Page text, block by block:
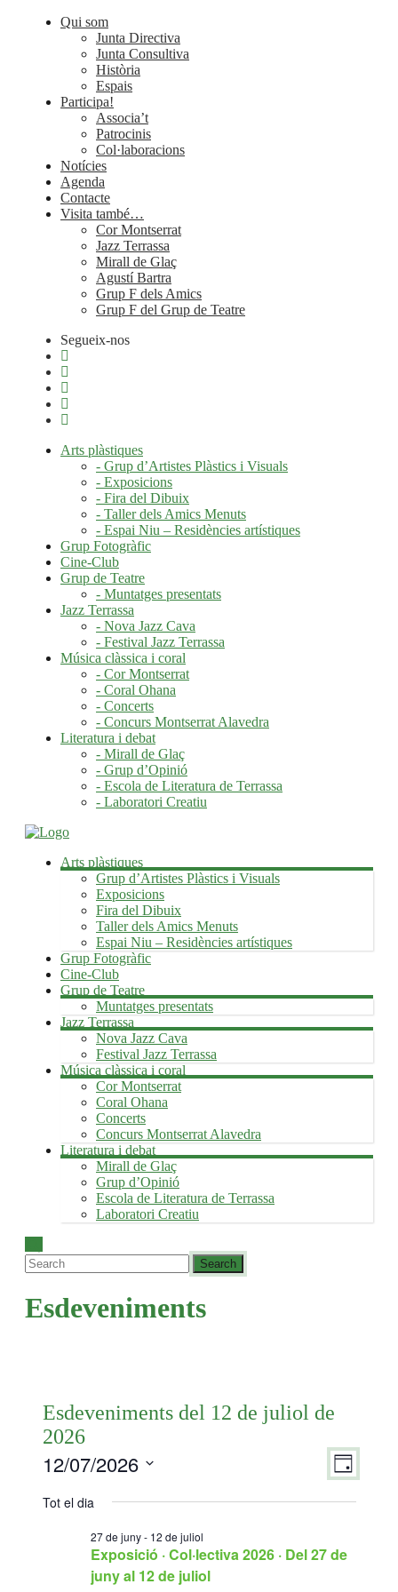
Qui som
Junta Directiva
Junta Consultiva
Història
Espais
Participa!
Associa’t
Patrocinis
Col·laboracions
Notícies
Agenda
Contacte
Visita també…
Cor Montserrat
Jazz Terrassa
Mirall de Glaç
Agustí Bartra
Grup F dels Amics
Grup F del Grup de Teatre
Segueix-nos
Arts plàstiques
- Grup d’Artistes Plàstics i Visuals
- Exposicions
- Fira del Dibuix
- Taller dels Amics Menuts
- Espai Niu – Residències artístiques
Grup Fotogràfic
Cine-Club
Grup de Teatre
- Muntatges presentats
Jazz Terrassa
- Nova Jazz Cava
- Festival Jazz Terrassa
Música clàssica i coral
- Cor Montserrat
- Coral Ohana
- Concerts
- Concurs Montserrat Alavedra
Literatura i debat
- Mirall de Glaç
- Grup d’Opinió
- Escola de Literatura de Terrassa
- Laboratori Creatiu
Arts plàstiques
Grup d’Artistes Plàstics i Visuals
Exposicions
Fira del Dibuix
Taller dels Amics Menuts
Espai Niu – Residències artístiques
Grup Fotogràfic
Cine-Club
Grup de Teatre
Muntatges presentats
Jazz Terrassa
Nova Jazz Cava
Festival Jazz Terrassa
Música clàssica i coral
Cor Montserrat
Coral Ohana
Concerts
Concurs Montserrat Alavedra
Literatura i debat
Mirall de Glaç
Grup d’Opinió
Escola de Literatura de Terrassa
Laboratori Creatiu
Esdeveniments
Esdeveniments del 12 de juliol de
2026
Vistes
dede
Dia
12/07/2026
una
Tot el dia
Exposició · Col·lectiva 2026 · Del 27 de
juny al 12 de juliol
27 de juny- 12 de juliol